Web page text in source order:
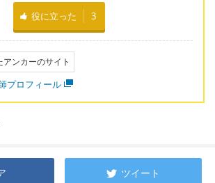
役に立った 3
アンカーのサイト
プロフィール
ツイート